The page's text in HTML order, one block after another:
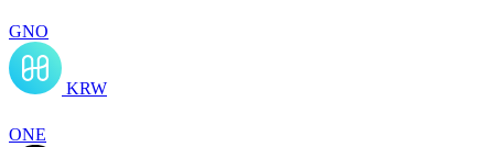
GNO
KRW
ONE